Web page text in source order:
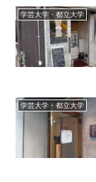
学芸大学・都立大学
学芸大学・都立大学